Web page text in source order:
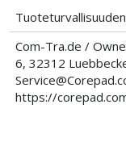
Com-Tra.de /
6, 32312
https://